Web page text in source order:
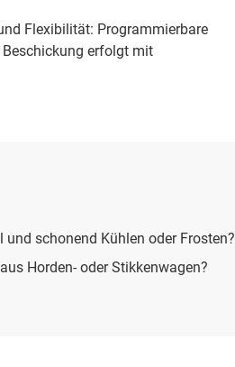
Flexibilität: Programmierbare
Beschickung erfolgt mit
schonend Kühlen oder Frosten?
Horden- oder Stikkenwagen?